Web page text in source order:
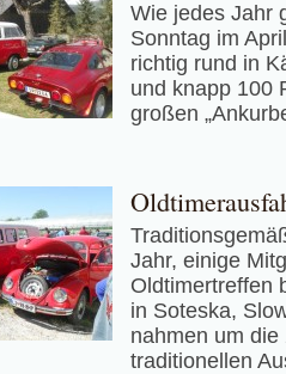
Wie jedes Jahr
Sonntag im
richtig rund in
und knapp 100
großen
Jahr, einige
Oldtimertreffen
in Soteska,
nahmen um
traditionellen